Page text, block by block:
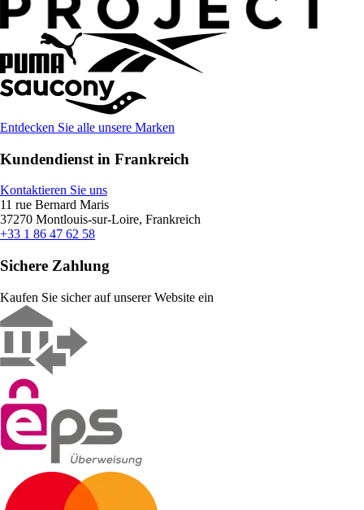
Entdecken Sie alle unsere Marken
Kundendienst in Frankreich
Kontaktieren Sie uns
11 rue Bernard Maris
37270 Montlouis-sur-Loire, Frankreich
+33 1 86 47 62 58
Sichere Zahlung
Kaufen Sie sicher auf unserer Website ein